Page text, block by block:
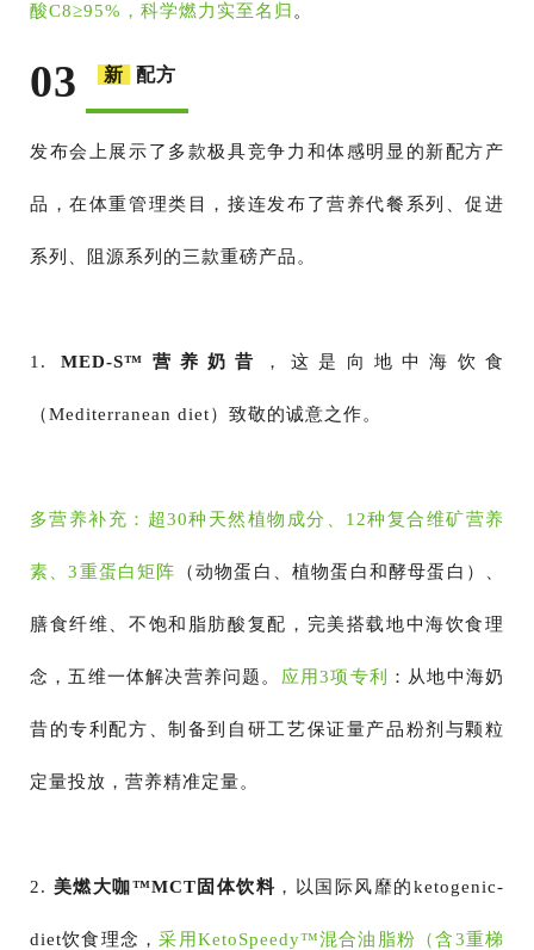
酸C8≥95%，科学燃力实至名归 。
03 新 配方
发布会上展示了多款极具竞争力和体感明显的新配方产
品，在体重管理类目，接连发布了营养代餐系列、促进
系列、阻源系列的三款重磅产品。
1.MED-S™营养奶昔 ，这是向 地中海饮食
（Mediterranean diet） 致敬的诚意之作。
多营养补充：超30种天然植物成分、12种复合维矿营养
素、3重蛋白矩阵 （动物蛋白、植物蛋白和酵母蛋白）、
膳食纤维、不饱和脂肪酸复配，完美搭载地中海饮食理
念，五维一体解决营养问题。 应用3项专利 ：从地中海奶
昔的专利配方、制备到自研工艺保证量产品粉剂与颗粒
定量投放，营养精准定量。
2. 美燃大咖™MCT固体饮料 ，以国际风靡的ketogenic-
diet饮食理念，采用KetoSpeedy™混合油脂粉（含3重梯